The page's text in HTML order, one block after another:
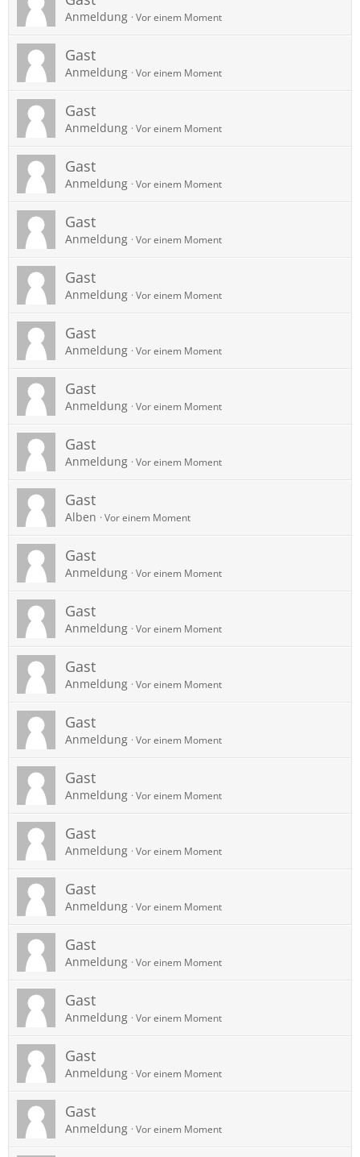
Anmeldung Vor einem Moment
Gast
Anmeldung Vor einem Moment
Gast
Anmeldung Vor einem Moment
Gast
Anmeldung Vor einem Moment
Gast
Anmeldung Vor einem Moment
Gast
Anmeldung Vor einem Moment
Gast
Anmeldung Vor einem Moment
Gast
Anmeldung Vor einem Moment
Gast
Anmeldung Vor einem Moment
Gast
Alben Vor einem Moment
Gast
Anmeldung Vor einem Moment
Gast
Anmeldung Vor einem Moment
Gast
Anmeldung Vor einem Moment
Gast
Anmeldung Vor einem Moment
Gast
Anmeldung Vor einem Moment
Gast
Anmeldung Vor einem Moment
Gast
Anmeldung Vor einem Moment
Gast
Anmeldung Vor einem Moment
Gast
Anmeldung Vor einem Moment
Gast
Anmeldung Vor einem Moment
Gast
Anmeldung Vor einem Moment